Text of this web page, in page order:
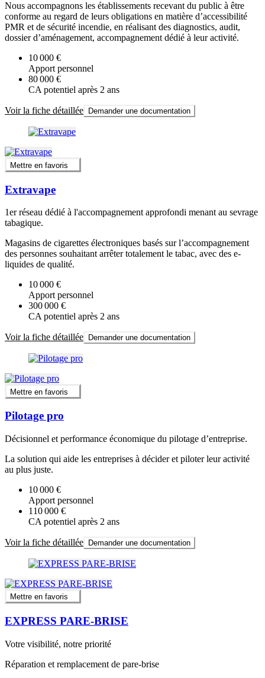
Nous accompagnons les établissements recevant du public à être
conforme au regard de leurs obligations en matière d’accessibilité
PMR et de sécurité incendie, en réalisant des diagnostics, audit,
dossier d’aménagement, accompagnement dédié à leur activité.
10 000 €
Apport personnel
80 000 €
CA potentiel après 2 ans
Voir la fiche détaillée Demander une documentation
Mettre en favoris
Extravape
1er réseau dédié à l'accompagnement approfondi menant au sevrage
tabagique.
Magasins de cigarettes électroniques basés sur l’accompagnement
des personnes souhaitant arrêter totalement le tabac, avec des e-
liquides de qualité.
10 000 €
Apport personnel
300 000 €
CA potentiel après 2 ans
Voir la fiche détaillée Demander une documentation
Mettre en favoris
Pilotage pro
Décisionnel et performance économique du pilotage d’entreprise.
La solution qui aide les entreprises à décider et piloter leur activité
au plus juste.
10 000 €
Apport personnel
110 000 €
CA potentiel après 2 ans
Voir la fiche détaillée Demander une documentation
Mettre en favoris
EXPRESS PARE-BRISE
Votre visibilité, notre priorité
Réparation et remplacement de pare-brise